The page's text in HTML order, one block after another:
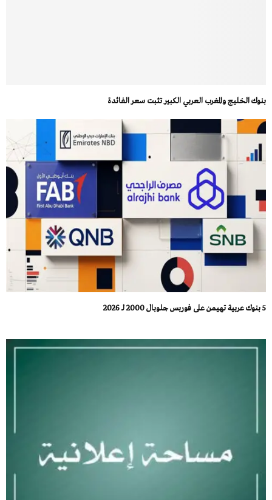
بنوك الخليج والمغرب العربي الكبير تثبت سعر الفائدة
5 بنوك عربية تهيمن على فوربس جلوبال 2000 لـ 2026